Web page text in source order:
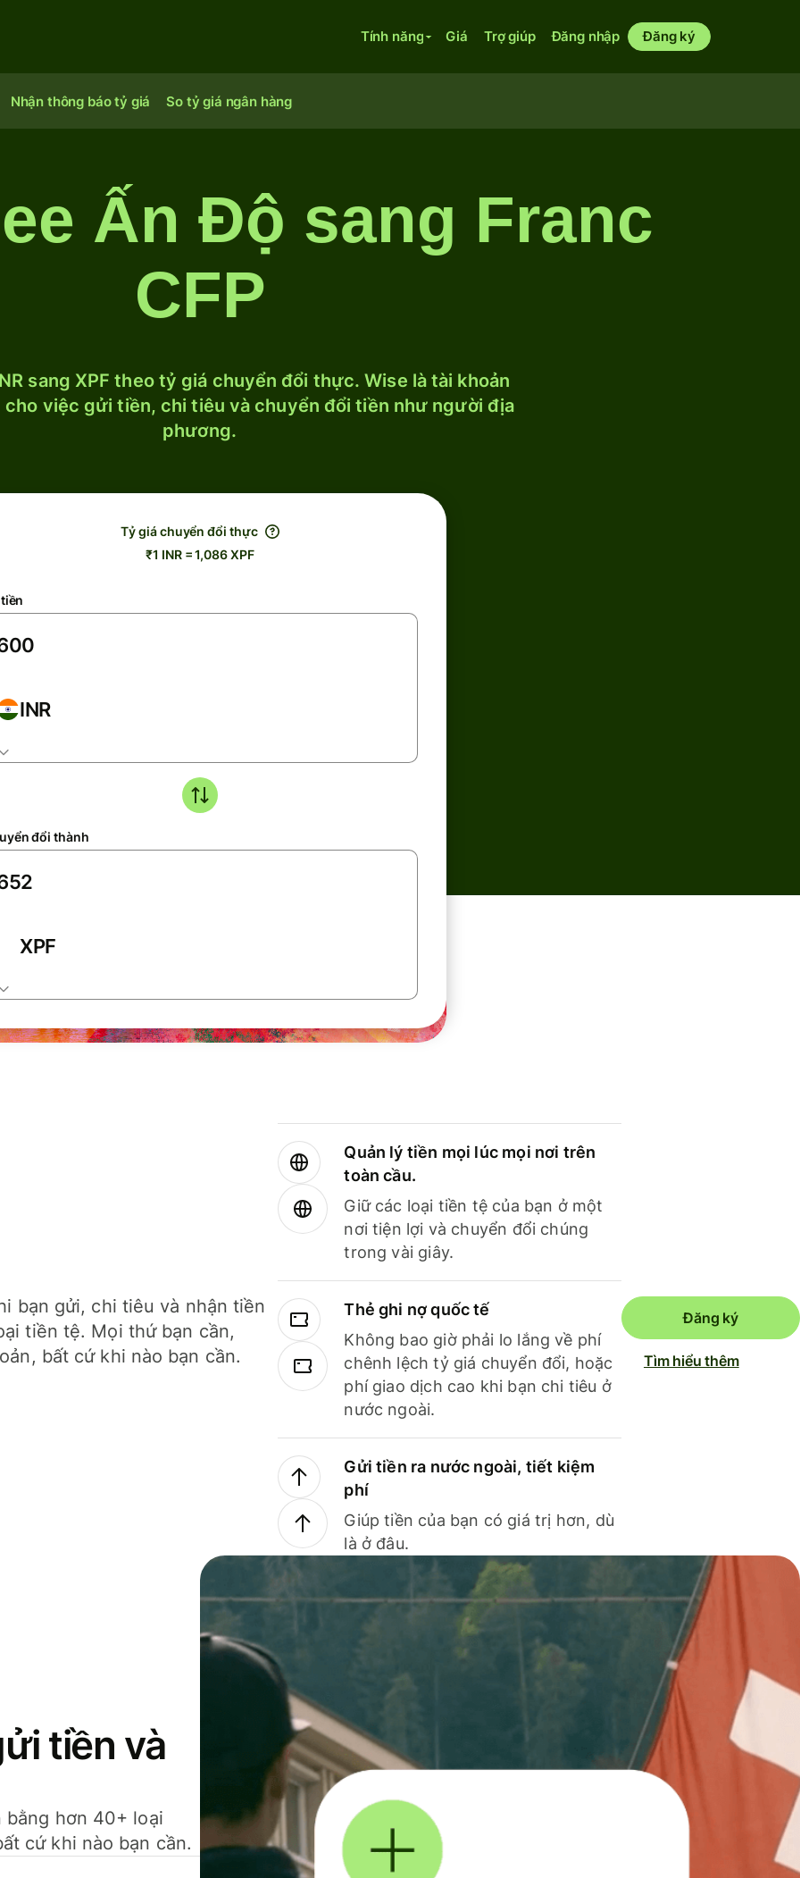
Tính năng Giá Trợ giúp Đăng nhập Đăng ký
Nhận thông báo tỷ giá So tỷ giá ngân hàng
Ấn Độ sang Franc
CFP
sang XPF theo tỷ giá chuyển đổi thực. Wise là tài khoản
việc gửi tiền, chi tiêu và chuyển đổi tiền như người địa
phương.
Tỷ giá chuyển đổi thực
₹1 INR = 1,086 XPF
INR
đổi thành
XPF
bạn gửi, chi tiêu và nhận tiền
tiền tệ. Mọi thứ bạn cần,
bất cứ khi nào bạn cần.
Quản lý tiền mọi lúc mọi nơi trên
toàn cầu.
Giữ các loại tiền tệ của bạn ở một
nơi tiện lợi và chuyển đổi chúng
trong vài giây.
Thẻ ghi nợ quốc tế
Không bao giờ phải lo lắng về phí
chênh lệch tỷ giá chuyển đổi, hoặc
phí giao dịch cao khi bạn chi tiêu ở
nước ngoài.
Gửi tiền ra nước ngoài, tiết kiệm
phí
Giúp tiền của bạn có giá trị hơn, dù
là ở đâu.
Đăng ký
Tìm hiểu thêm
tiền và
hơn 40+ loại
cứ khi nào bạn cần.